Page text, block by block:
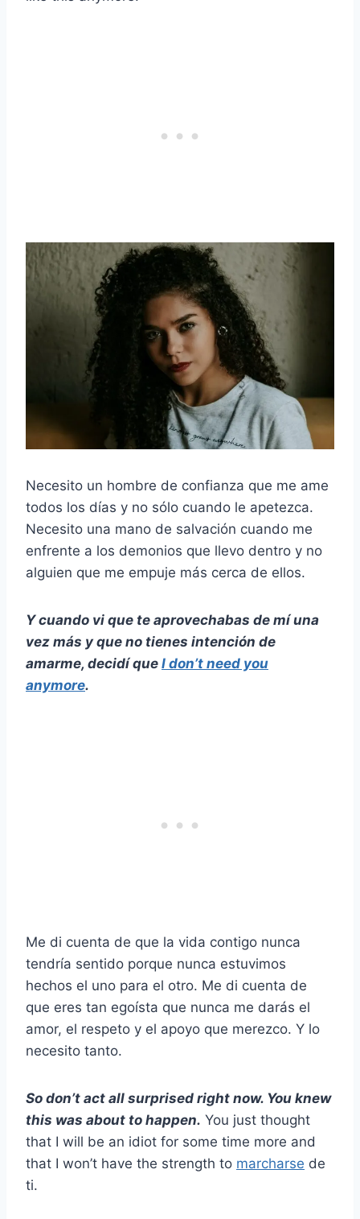
Necesito un hombre de confianza que me ame
todos los días y no sólo cuando le apetezca.
Necesito una mano de salvación cuando me
enfrente a los demonios que llevo dentro y no
alguien que me empuje más cerca de ellos.
Y cuando vi que te aprovechabas de mí una
vez más y que no tienes intención de
amarme, decidí que I don’t need you
anymore.
Me di cuenta de que la vida contigo nunca
tendría sentido porque nunca estuvimos
hechos el uno para el otro. Me di cuenta de
que eres tan egoísta que nunca me darás el
amor, el respeto y el apoyo que merezco. Y lo
necesito tanto.
So don’t act all surprised right now. You knew
this was about to happen. You just thought
that I will be an idiot for some time more and
that I won’t have the strength to marcharse de
ti.